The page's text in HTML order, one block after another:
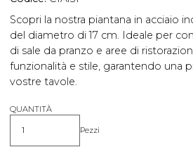
Scopri la nostra piantana in acciaio
del diametro di 17 cm. Ideale per
di sale da pranzo e aree di
funzionalità e stile, garantendo una
vostre tavole.
QUANTITÀ
Quantità Pezzi